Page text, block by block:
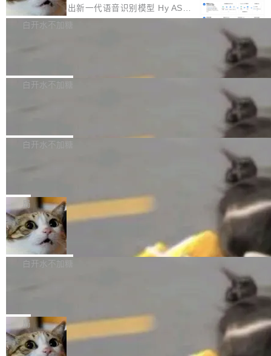
颈。 代码仓深度理解服务（以下简称" CodeBas
e深度理解服务"）是华为云码道（CodeA...
的账号密码进入A集群，输入了一条被程序员圈
称为"删库跑路"的命令——最高管理员权限、无
自研的多个文生3D和...
存永远不够用。 Cloudflare 的 Workers AI 团队
一直在跑这些模型的推理。他们在官方博客上发
整性保护。效果是：吞吐量提升 41%，每 token
腾讯混元正式推出新一代语音识别模型 Hy ASR
3.0preview。基于最新一代大语言模型 Hy3 的
让语音识别不再只是听清，而是真正听懂。通过
w 不要求标准普通话，方言识别覆盖粤语、吴语
白开水不加糖
新和少量网页兼容性修复版本。 Changes/fixe
容提供的字体时出现的几个问题 为避免音频加
质的最低采样率）的音频格式将被拒绝 修复了 C
SS 圆角虚线样式中可能存在的问题 如果表单中
的图像元素不在同一个子树中，则它们将不再关
联 加...
白开水不加糖
发布的 Release Notes，他利用 AI 工具（如 Co
最强的若干项。对于尚未正式发版的 PG 19，则
通过拉取过去一年内（从 PG 18 Beta1 时间点
至今）的所有 commit，同样交由 AI 分析提炼。
经过人工复核，准确度令人满意。这一方法也为
社区爱好者提供了高效跟踪新版本的思路。
白开水不加糖
维护工作一直与我的日常工作、家务、社交生活
和休闲娱乐竞争时间。" 这是 libexpat 维护者 S
ebastian Pipping 写在博客里的话。8 月 4 日，
他宣布了一个新消息：从 2026 年 8 月 1 日起，
他可以全职维护 libexpat 了，最长 6 个月。发
库之一。你的操作系统、浏览器、无数的基础设
施软件，很可能都在用它。而过去十年，维护它
的人一直在用业余...
局
Firefox 153.0.3 发布
Firefox 153.0.3 现已发布，具体更新内容如
下： New Smart Window 包含多项增强功能：
gi?id=2019042">Bug&nbsp;2019042</a>）</l
i> <li>现在，助手可以直接使用 Exa 的网络搜索
结果回答问题，而无需将问题转交给搜索引擎。
白开水不加糖
的 npm 包。项目的核心论点是：容器不适合 Ag
ent 计算。真正适合的，是 Isolate。 Cloudflare
工程师在这件事上没什么可谦虚的——他们用 W
局
OpenAI 公开邮件和聊天记录回应苹果